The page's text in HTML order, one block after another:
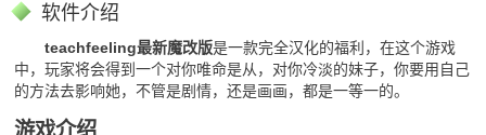
软件介绍
teachfeeling最新魔改版是一款完全汉化的福利，在这个游戏
中，玩家将会得到一个对你唯命是从，对你冷淡的妹子，你要用自己
的方法去影响她，不管是剧情，还是画画，都是一等一的。